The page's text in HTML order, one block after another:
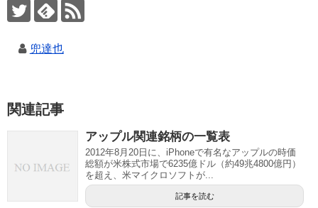
兜達也
関連記事
アップル関連銘柄の一覧表
2012年8月20日に、iPhoneで有名なアップルの時価
総額が米株式市場で6235億ドル（約49兆4800億円）
を超え、米マイクロソフトが...
記事を読む